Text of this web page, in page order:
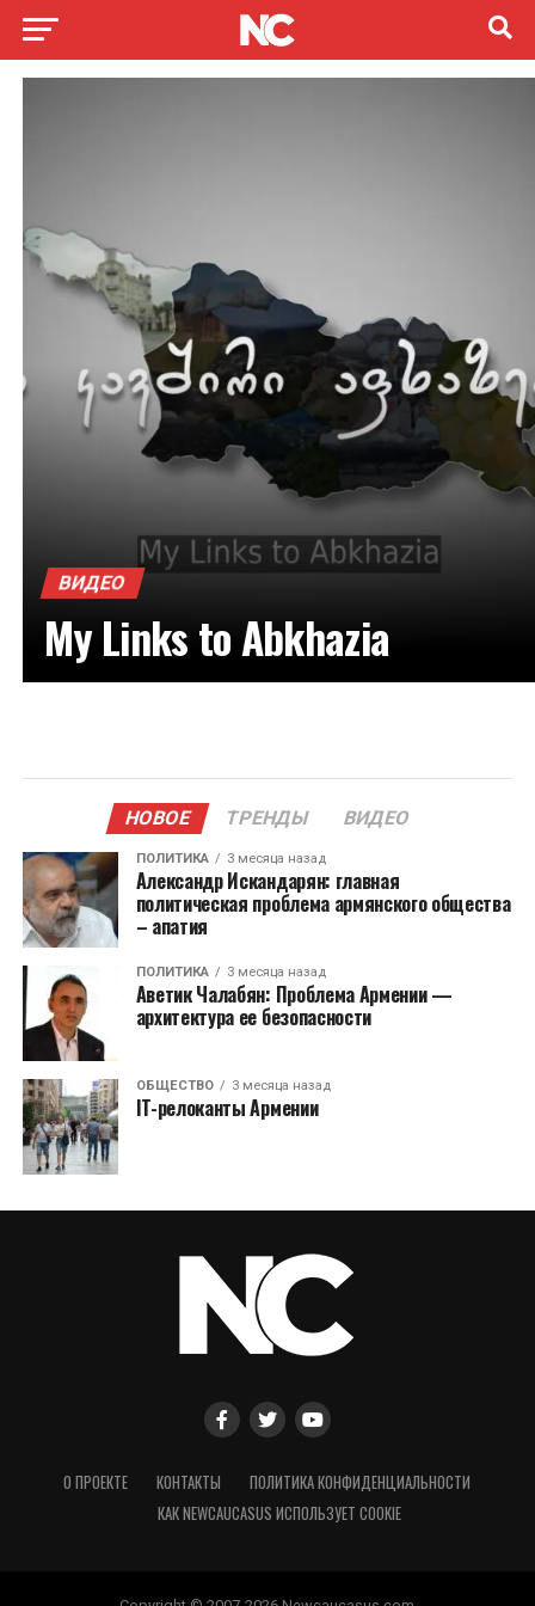
ВИДЕО
My Links to Abkhazia
НОВОЕ ТРЕНДЫ ВИДЕО
ПОЛИТИКА 3 месяца назад
Александр Искандарян: главная
политическая проблема армянского общества
– апатия
ПОЛИТИКА 3 месяца назад
Аветик Чалабян: Проблема Армении —
архитектура ее безопасности
ОБЩЕСТВО 3 месяца назад
IT-релоканты Армении
О ПРОЕКТЕ КОНТАКТЫ
ПОЛИТИКА КОНФИДЕНЦИАЛЬНОСТИ
КАК NEWCAUCASUS ИСПОЛЬЗУЕТ COOKIE